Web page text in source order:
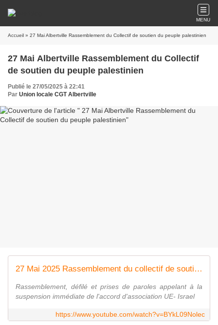
MENU
Accueil » 27 Mai Albertville Rassemblement du Collectif de soutien du peuple palestinien
27 Mai Albertville Rassemblement du Collectif
de soutien du peuple palestinien
Publié le 27/05/2025 à 22:41
Par Union locale CGT Albertville
27 Mai 2025 Rassemblement du collectif de soutien du peuple palestinen Albertville et environs
Rassemblement, défilé et prises de paroles appelant à la
suspension immédiate de l'accord d'association UE- Israel
https://www.youtube.com/watch?v=BYkL09Nolec